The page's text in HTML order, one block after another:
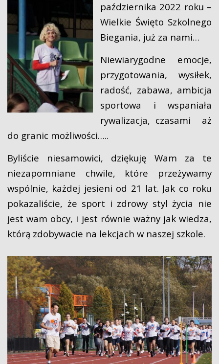
października 2022 roku –
Wielkie Święto Szkolnego
Biegania, już za nami…
Niewiarygodne emocje,
przygotowania, wysiłek,
radość, zabawa, ambicja
sportowa i wspaniała
rywalizacja, czasami aż
do granic możliwości…..
Byliście niesamowici, dziękuję Wam za te
niezapomniane chwile, które przeżywamy
wspólnie, każdej jesieni od 21 lat. Jak co roku
pokazaliście, że sport i zdrowy styl życia nie
jest wam obcy, i jest równie ważny jak wiedza,
którą zdobywacie na lekcjach w naszej szkole.